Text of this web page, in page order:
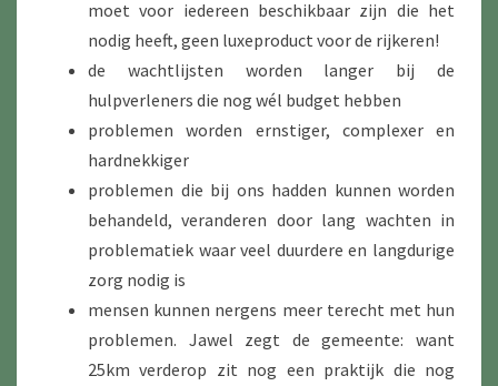
moet voor iedereen beschikbaar zijn die het
nodig heeft, geen luxeproduct voor de rijkeren!
de wachtlijsten worden langer bij de
hulpverleners die nog wél budget hebben
problemen worden ernstiger, complexer en
hardnekkiger
problemen die bij ons hadden kunnen worden
behandeld, veranderen door lang wachten in
problematiek waar veel duurdere en langdurige
zorg nodig is
mensen kunnen nergens meer terecht met hun
problemen. Jawel zegt de gemeente: want
25km verderop zit nog een praktijk die nog